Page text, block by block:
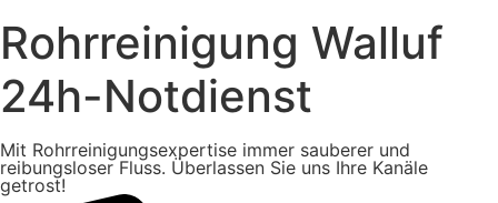
Rohrreinigung Walluf
24h-Notdienst
Mit Rohrreinigungsexpertise immer sauberer und
reibungsloser Fluss. Überlassen Sie uns Ihre Kanäle
getrost!